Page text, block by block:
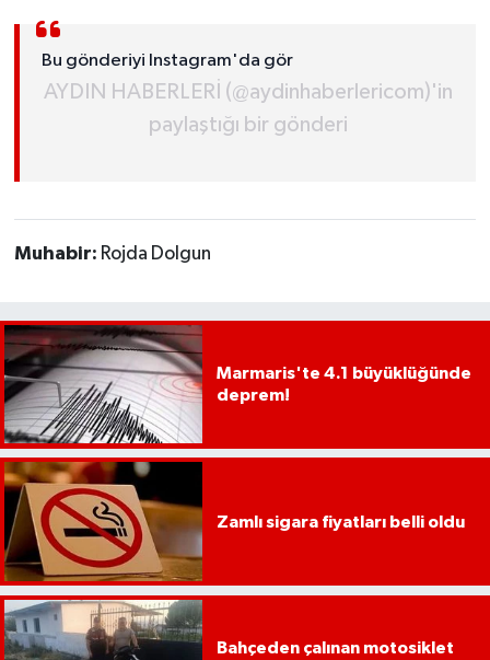
Bu gönderiyi Instagram'da gör
AYDIN HABERLERİ (@aydinhaberlericom)'in
paylaştığı bir gönderi
Muhabir: Rojda Dolgun
Marmaris'te 4.1 büyüklüğünde
deprem!
Zamlı sigara fiyatları belli oldu
Bahçeden çalınan motosiklet
UŞAK
YURT